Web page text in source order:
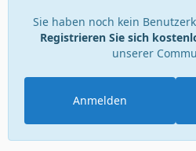
Sie haben noch kein
Registrieren Sie sich
unserer
Anmelden